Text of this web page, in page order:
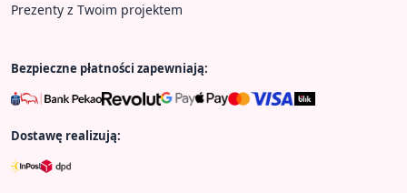
Prezenty z Twoim projektem
Bezpieczne płatności zapewniają:
Dostawę realizują: